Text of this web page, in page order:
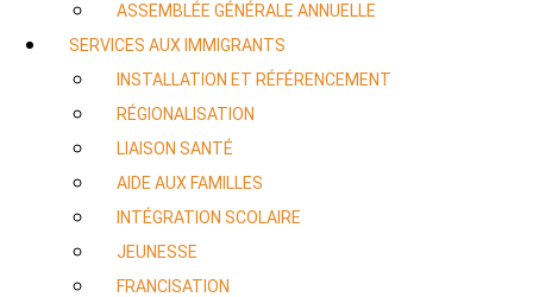
ASSEMBLÉE GÉNÉRALE ANNUELLE
SERVICES AUX IMMIGRANTS
INSTALLATION ET RÉFÉRENCEMENT
RÉGIONALISATION
LIAISON SANTÉ
AIDE AUX FAMILLES
INTÉGRATION SCOLAIRE
JEUNESSE
FRANCISATION